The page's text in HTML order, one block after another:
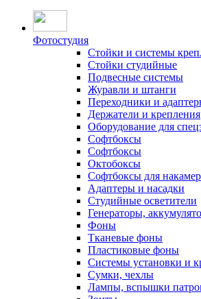
Фотостудия
Стойки и системы
Стойки студийные
Подвесные системы
Журавли и штанги
Переходники и
Держатели и крепления
Оборудование для
Софтбоксы
Софтбоксы
Октобоксы
Софтбоксы для
Адаптеры и насадки
Студийные осветители
Генераторы,
Фоны
Тканевые фоны
Пластиковые фоны
Системы установки и
Сумки, чехлы
Лампы, вспышки